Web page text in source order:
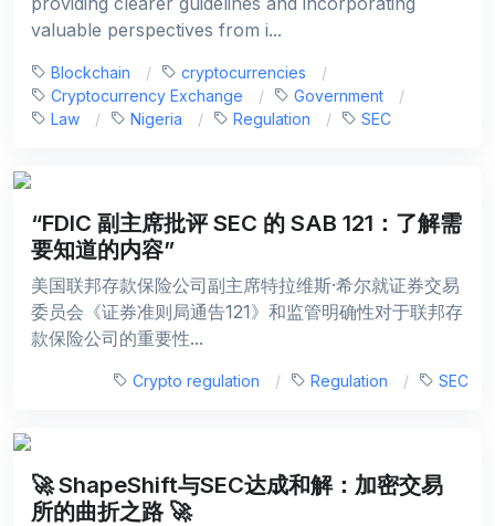
valuable perspectives from i...
Blockchain
cryptocurrencies
Cryptocurrency Exchange
Government
Law
Nigeria Regulation SEC
“FDIC 副主席批评 SEC 的 SAB 121：了解需
要知道的内容”
美国联邦存款保险公司副主席特拉维斯·希尔就证券交易
委员会《证券准则局通告121》和监管明确性对于联邦存
款保险公司的重要性...
Crypto regulation Regulation SEC
🚀 ShapeShift与SEC达成和解：加密交易
所的曲折之路 🚀